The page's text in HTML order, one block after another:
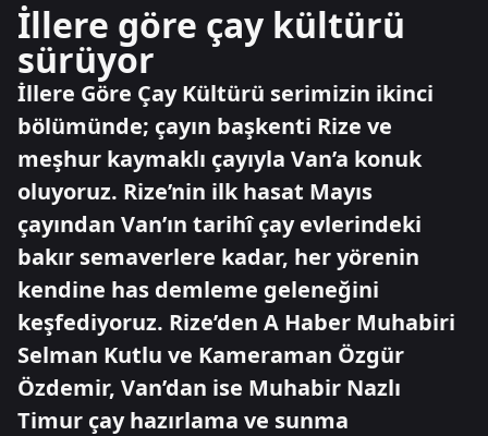
İllere göre çay kültürü
sürüyor
İllere Göre Çay Kültürü serimizin ikinci
bölümünde; çayın başkenti Rize ve
meşhur kaymaklı çayıyla Van’a konuk
oluyoruz. Rize’nin ilk hasat Mayıs
çayından Van’ın tarihî çay evlerindeki
bakır semaverlere kadar, her yörenin
kendine has demleme geleneğini
keşfediyoruz. Rize’den A Haber Muhabiri
Selman Kutlu ve Kameraman Özgür
Özdemir, Van’dan ise Muhabir Nazlı
Timur çay hazırlama ve sunma